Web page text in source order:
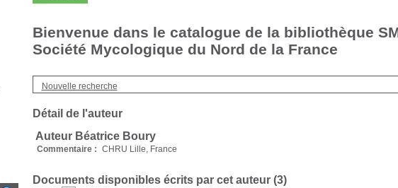
Bienvenue dans le catalogue de la bibliothèque
Société Mycologique du Nord de la France
Nouvelle recherche
Détail de l'auteur
Auteur Béatrice Boury
Commentaire : CHRU Lille, France
Documents disponibles écrits par cet auteur (3)